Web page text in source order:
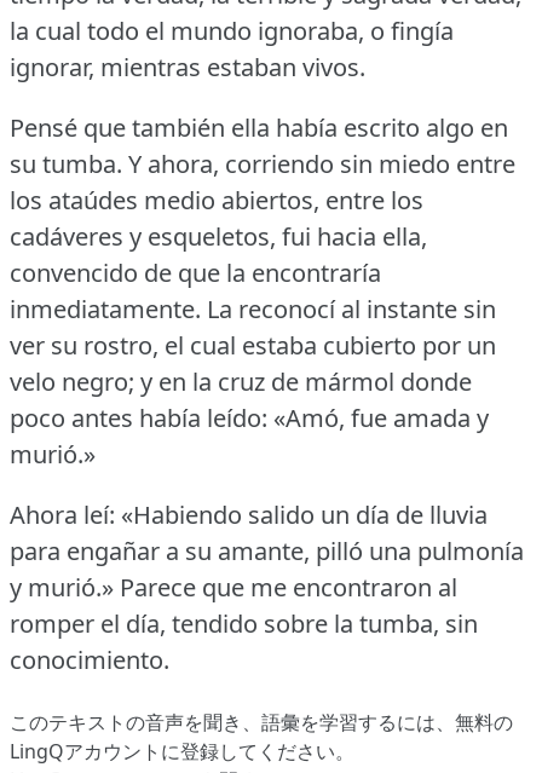
la cual todo el mundo ignoraba, o fingía
ignorar, mientras estaban vivos.
Pensé que también ella había escrito algo en
su tumba. Y ahora, corriendo sin miedo entre
los ataúdes medio abiertos, entre los
cadáveres y esqueletos, fui hacia ella,
convencido de que la encontraría
inmediatamente. La reconocí al instante sin
ver su rostro, el cual estaba cubierto por un
velo negro; y en la cruz de mármol donde
poco antes había leído: «Amó, fue amada y
murió.»
Ahora leí: «Habiendo salido un día de lluvia
para engañar a su amante, pilló una pulmonía
y murió.» Parece que me encontraron al
romper el día, tendido sobre la tumba, sin
conocimiento.
このテキストの音声を聞き、語彙を学習するには、 無料の
LingQアカウントに登録してください。